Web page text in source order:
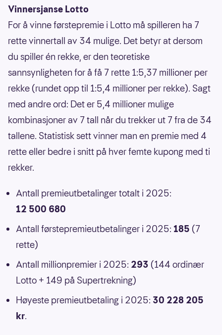
Vinnersjanse Lotto
For å vinne førstepremie i Lotto må spilleren ha 7
rette vinnertall av 34 mulige. Det betyr at dersom
du spiller én rekke, er den teoretiske
sannsynligheten for å få 7 rette 1:5,37 millioner per
rekke (rundet opp til 1:5,4 millioner per rekke). Sagt
med andre ord: Det er 5,4 millioner mulige
kombinasjoner av 7 tall når du trekker ut 7 fra de 34
tallene. Statistisk sett vinner man en premie med 4
rette eller bedre i snitt på hver femte kupong med ti
rekker.
Antall premieutbetalinger totalt i 2025:
12 500 680
Antall førstepremieutbetalinger i 2025: 185 (7
rette)
Antall millionpremier i 2025: 293 (144 ordinær
Lotto + 149 på Supertrekning)
Høyeste premieutbetaling i 2025: 30 228 205
kr.